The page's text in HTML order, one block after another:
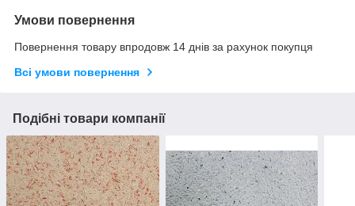
Умови повернення
Повернення товару впродовж 14 днів за рахунок покупця
Всі умови повернення
Подібні товари компанії